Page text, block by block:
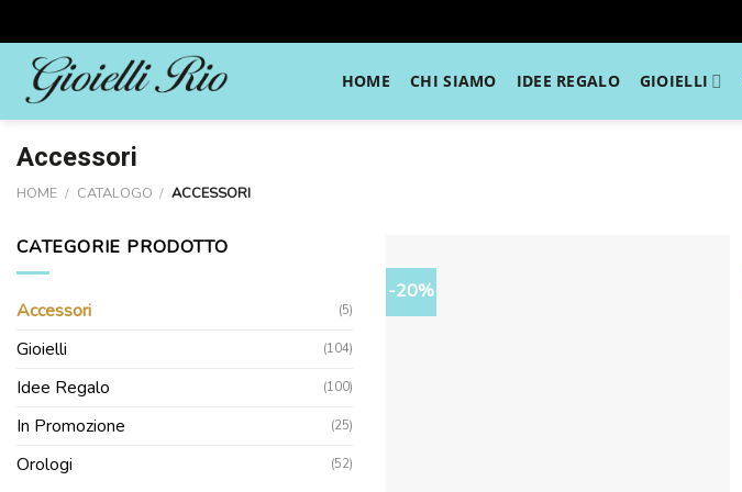
content
HOME CHI SIAMO IDEE REGALO GIOIELLI
Accessori
HOME / CATALOGO / ACCESSORI
CATEGORIE PRODOTTO
Accessori (5)
Gioielli (104)
Idee Regalo (100)
In Promozione (25)
Orologi (52)
-20%